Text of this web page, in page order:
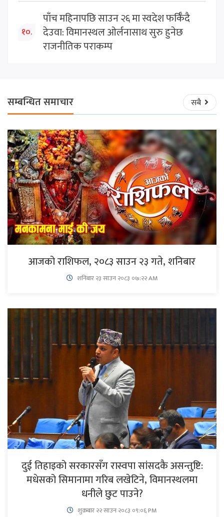
१०.
पाँच महिनापछि साउन २६ मा स्वदेश फर्किँदै
देउवा: विमानस्थल ओर्लनासाथ सुरु हुनेछ
राजनीतिक पराकम्प
सम्बन्धित समाचार सबै
आजको राशिफल, २०८३ साउन २३ गते, शनिबार
शनिबार २३ साउन २०८३ ०७:२२ AM
दुई तिहाइको सरकारसँग रास्वपा सांसदकै असन्तुष्टि:
मधेसको सिमानामा गरिब लखेटिने, विमानस्थलमा
धनीले छुट पाउने?
शुक्रबार​ २२ साउन २०८३ ०९:०६ PM